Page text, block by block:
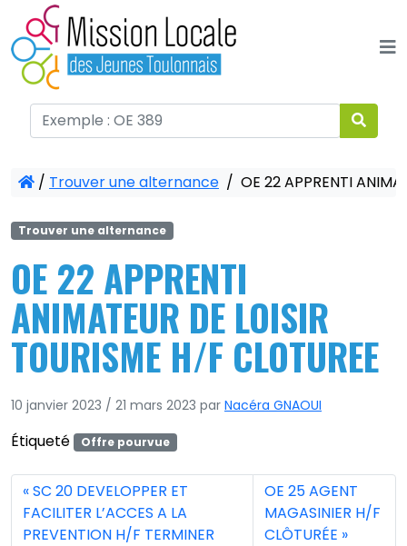
/ Trouver une alternance / OE 22 APPRENTI
Trouver une alternance
OE 22 APPRENTI
ANIMATEUR DE LOISIR
TOURISME H/F CLOTUREE
10 janvier 2023 / 21 mars 2023 par Nacéra GNAOUI
Étiqueté Offre pourvue
SC 20 DEVELOPPER ET
FACILITER L’ACCES A LA
PREVENTION H/F TERMINER
OE 25 AGENT
MAGASINIER H/F
CLÔTURÉE
Panneau de gestion des cookies